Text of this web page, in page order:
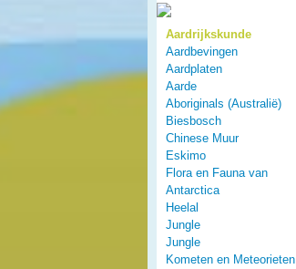
Aardrijkskunde
Aardbevingen
Aardplaten
Aarde
Aboriginals (Australië)
Biesbosch
Chinese Muur
Eskimo
Flora en Fauna van
Antarctica
Heelal
Jungle
Jungle
Kometen en Meteorieten